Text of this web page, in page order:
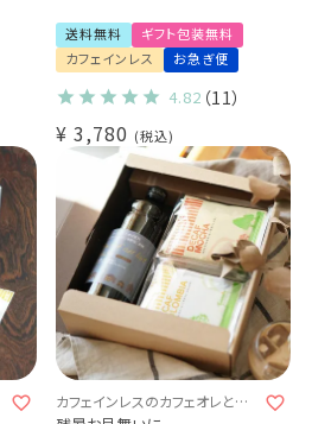
出産祝い 御祝 い プチギフト
(dc)
送料無料
ギフト包装無料
カフェインレス
お急ぎ便
4.82 （11）
¥ 3,780 税込
カフェインレスのカフェオレとコ